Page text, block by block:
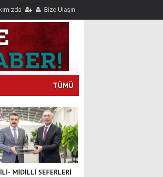
Bize Ulaşın
TÜMÜ
MİDİLLİ SEFERLERİ